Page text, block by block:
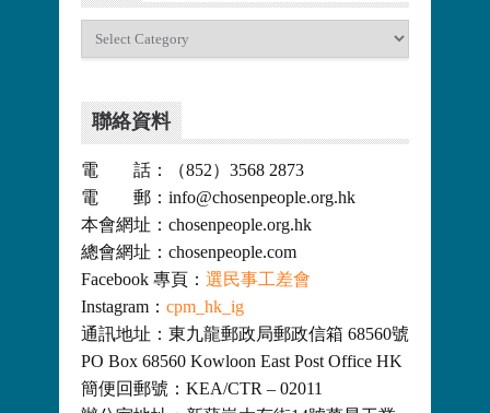
聯絡資料
電 話：（852）3568 2873
電 郵：info@chosenpeople.org.hk
本會網址：chosenpeople.org.hk
總會網址：chosenpeople.com
Facebook 專頁： 選民事工差會
Instagram： cpm_hk_ig
通訊地址：東九龍郵政局郵政信箱 68560號
PO Box 68560 Kowloon East Post Office HK
簡便回郵號：KEA/CTR – 02011